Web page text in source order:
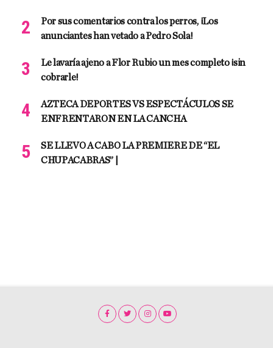
Por sus comentarios contra los perros, ¡Los
anunciantes han vetado a Pedro Sola!
Le lavaría ajeno a Flor Rubio un mes completo ¡sin
cobrarle!
AZTECA DEPORTES VS ESPECTÁCULOS SE
ENFRENTARON EN LA CANCHA
SE LLEVO A CABO LA PREMIERE DE “EL
CHUPACABRAS” |